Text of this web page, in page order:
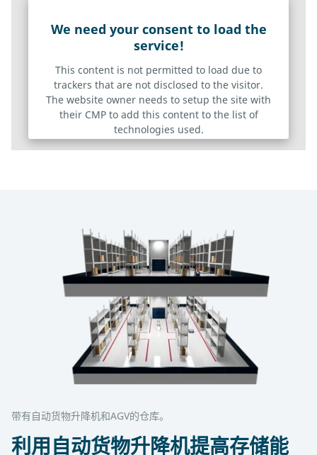
We need your consent to load the
service!
This content is not permitted to load due to
trackers that are not disclosed to the visitor.
The website owner needs to setup the site with
their CMP to add this content to the list of
technologies used.
带有自动货物升降机和AGV的仓库。
利用自动货物升降机提高存储能